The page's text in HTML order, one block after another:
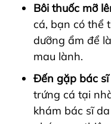
Bôi thuốc mỡ
cá, bạn có thể
dưỡng ẩm để
mau lành.
Đến gặp bác sĩ
trứng cá tại
khám bác sĩ